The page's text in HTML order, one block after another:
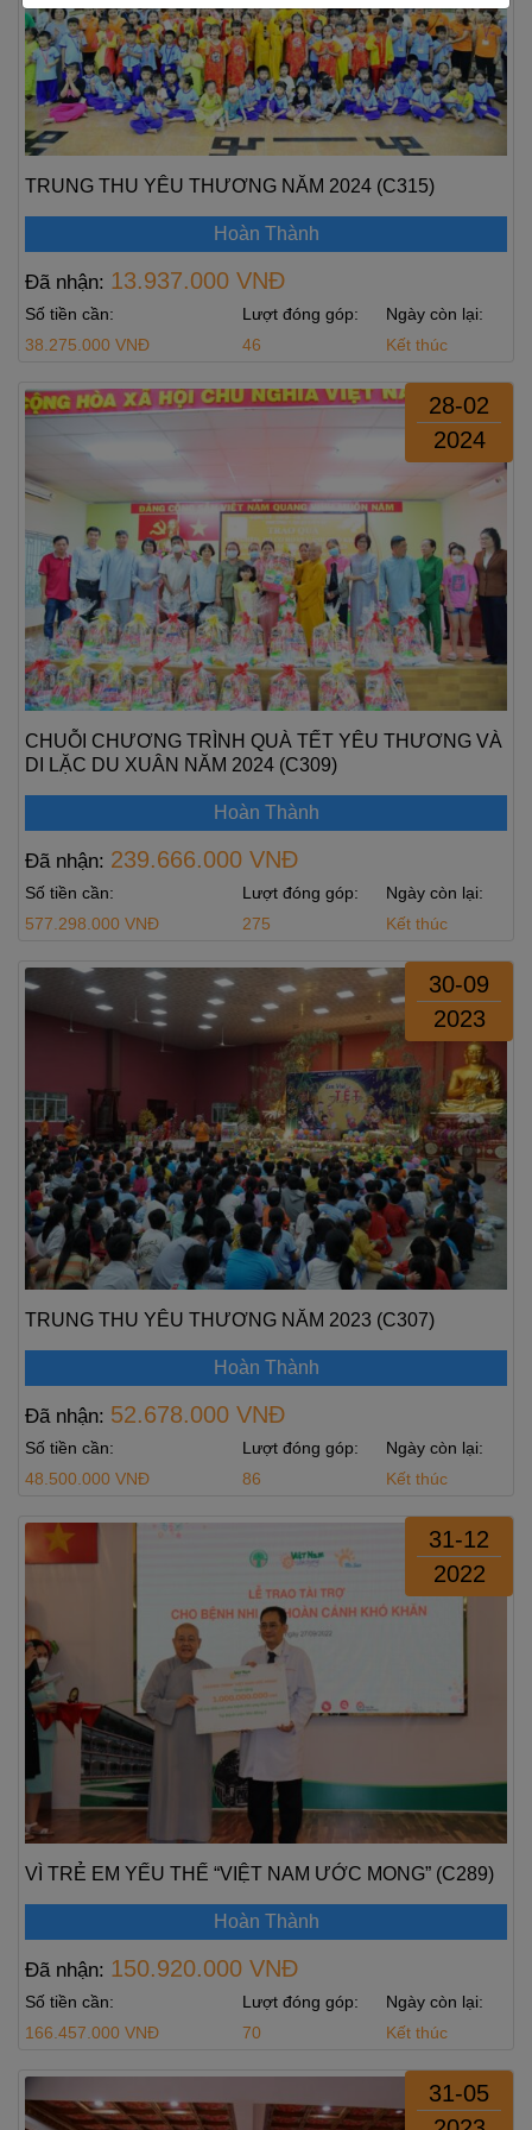
TRUNG THU YÊU THƯƠNG NĂM 2024 (C315)
Hoàn Thành
Đã nhận: 13.937.000 VNĐ
Số tiền cần:
38.275.000 VNĐ
Lượt đóng góp:
46
Ngày còn lại:
Kết thúc
28-02
2024
CHUỖI CHƯƠNG TRÌNH QUÀ TẾT YÊU THƯƠNG VÀ
DI LẶC DU XUÂN NĂM 2024 (C309)
Hoàn Thành
Đã nhận: 239.666.000 VNĐ
Số tiền cần:
577.298.000 VNĐ
Lượt đóng góp:
275
Ngày còn lại:
Kết thúc
30-09
2023
TRUNG THU YÊU THƯƠNG NĂM 2023 (C307)
Hoàn Thành
Đã nhận: 52.678.000 VNĐ
Số tiền cần:
48.500.000 VNĐ
Lượt đóng góp:
86
Ngày còn lại:
Kết thúc
31-12
2022
VÌ TRẺ EM YẾU THẾ “VIỆT NAM ƯỚC MONG” (C289)
Hoàn Thành
Đã nhận: 150.920.000 VNĐ
Số tiền cần:
166.457.000 VNĐ
Lượt đóng góp:
70
Ngày còn lại:
Kết thúc
31-05